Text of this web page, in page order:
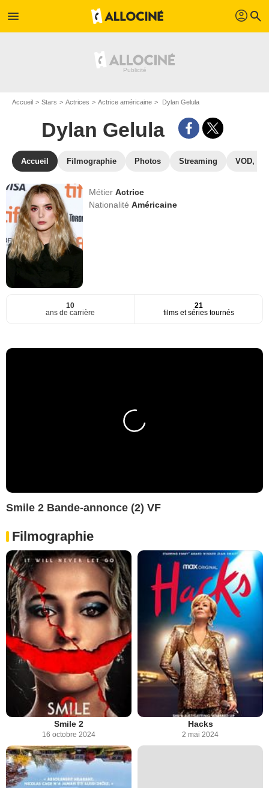
menu profil search
Accueil Stars Actrices Actrice américaine Dylan Gelula
Dylan Gelula
Accueil Filmographie Photos Streaming VOD,
MétierActrice
NationalitéAméricaine
10
ans de carrière
21
films et séries tournés
Smile 2 Bande-annonce (2) VF
Filmographie
Smile 2
16 octobre 2024
Hacks
2 mai 2024